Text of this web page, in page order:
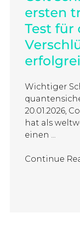
ersten
Test für
Wichtiger
20.01.2026,
hat als
einen ...
Continue